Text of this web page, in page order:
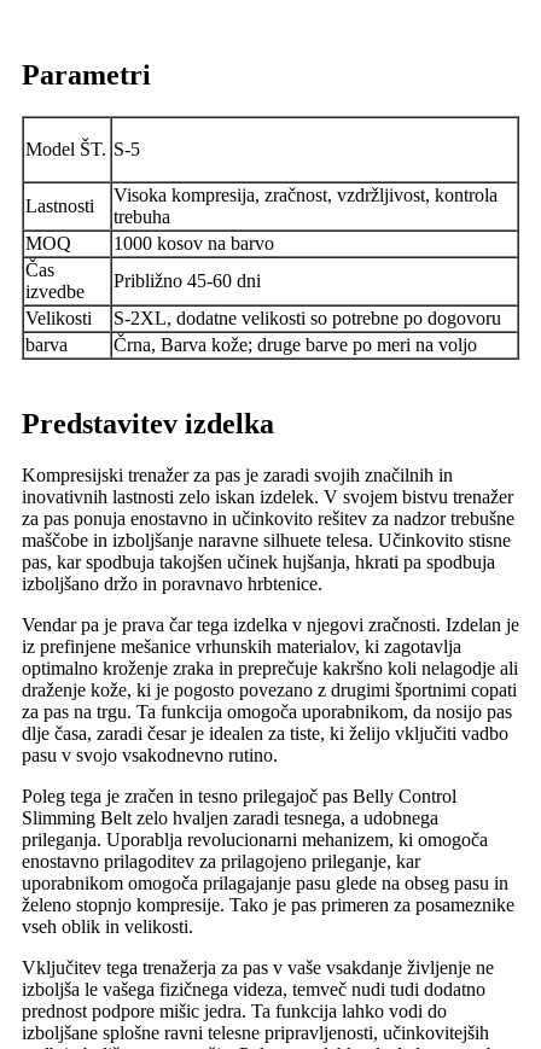
Parametri
Model ŠT. S-5
Lastnosti
Visoka kompresija, zračnost, vzdržljivost, kontrola
trebuha
MOQ
1000 kosov na barvo
Čas
izvedbe
Približno 45-60 dni
Velikosti
S-2XL, dodatne velikosti so potrebne po dogovoru
barva
Črna, Barva kože; druge barve po meri na voljo
Predstavitev izdelka
Kompresijski trenažer za pas je zaradi svojih značilnih in
inovativnih lastnosti zelo iskan izdelek. V svojem bistvu trenažer
za pas ponuja enostavno in učinkovito rešitev za nadzor trebušne
maščobe in izboljšanje naravne silhuete telesa. Učinkovito stisne
pas, kar spodbuja takojšen učinek hujšanja, hkrati pa spodbuja
izboljšano držo in poravnavo hrbtenice.
Vendar pa je prava čar tega izdelka v njegovi zračnosti. Izdelan je
iz prefinjene mešanice vrhunskih materialov, ki zagotavlja
optimalno kroženje zraka in preprečuje kakršno koli nelagodje ali
draženje kože, ki je pogosto povezano z drugimi športnimi copati
za pas na trgu. Ta funkcija omogoča uporabnikom, da nosijo pas
dlje časa, zaradi česar je idealen za tiste, ki želijo vključiti vadbo
pasu v svojo vsakodnevno rutino.
Poleg tega je zračen in tesno prilegajoč pas Belly Control
Slimming Belt zelo hvaljen zaradi tesnega, a udobnega
prileganja. Uporablja revolucionarni mehanizem, ki omogoča
enostavno prilagoditev za prilagojeno prileganje, kar
uporabnikom omogoča prilagajanje pasu glede na obseg pasu in
želeno stopnjo kompresije. Tako je pas primeren za posameznike
vseh oblik in velikosti.
Vključitev tega trenažerja za pas v vaše vsakdanje življenje ne
izboljša le vašega fizičnega videza, temveč nudi tudi dodatno
prednost podpore mišic jedra. Ta funkcija lahko vodi do
izboljšane splošne ravni telesne pripravljenosti, učinkovitejših